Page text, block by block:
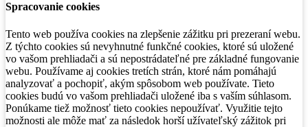
Spracovanie cookies
Tento web používa cookies na zlepšenie zážitku pri prezeraní webu.
Z týchto cookies sú nevyhnutné funkčné cookies, ktoré sú uložené
vo vašom prehliadači a sú nepostrádateľné pre základné fungovanie
webu. Používame aj cookies tretích strán, ktoré nám pomáhajú
analyzovať a pochopiť, akým spôsobom web používate. Tieto
cookies budú vo vašom prehliadači uložené iba s vaším súhlasom.
Ponúkame tiež možnosť tieto cookies nepoužívať. Využitie tejto
možnosti ale môže mať za následok horší užívateľský zážitok pri